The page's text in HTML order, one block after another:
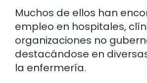
Muchos de ellos han
empleo en hospitales,
organizaciones no
destacándose en
la enfermería.